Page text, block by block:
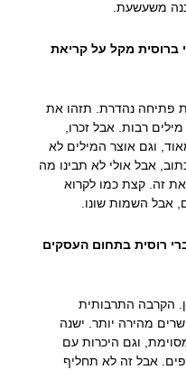
משעשעת.
ברוסית מקל על קריאת
פתיחה נהדרת. תזהו את
רבות. אבל זכרו,
וגם אוצר המילים לא
אבל אולי לא תבינו מה
זה. קצת כמו לקרוא
אבל השמות שונו.
רוסית בתחום העסקים
הקרבה התרבותית
מהירה יותר. ישנה
וגם היכרות עם
אבל זה לא תחליף